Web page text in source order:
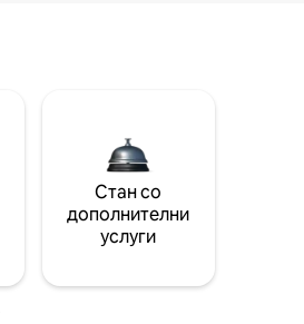
Стан со
дополнителни
услуги